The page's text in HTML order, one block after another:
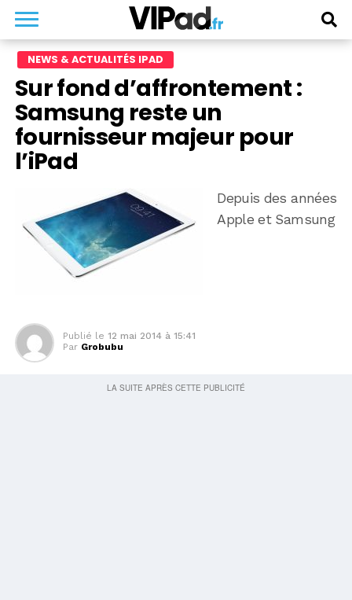
NEWS & ACTUALITÉS IPAD
Sur fond d’affrontement :
Samsung reste un
fournisseur majeur pour
l’iPad
Depuis des années
Apple et Samsung
Publié le 12 mai 2014 à 15:41
Par Grobubu